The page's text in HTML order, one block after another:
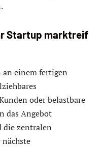
Startup marktreif
einem fertigen
oder belastbare
das Angebot
die zentralen